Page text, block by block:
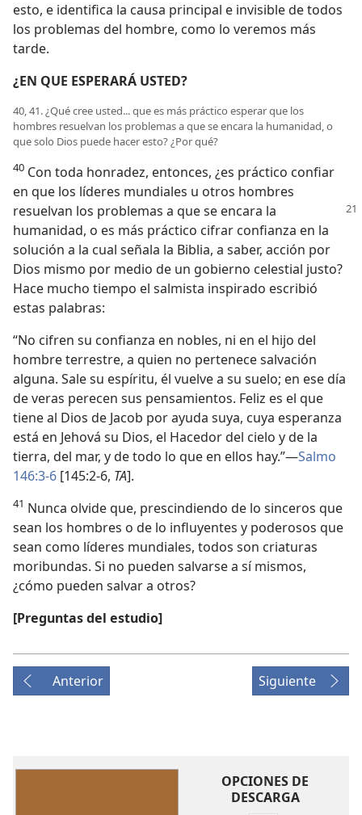
esto, e identifica la causa principal e invisible de todos
los problemas del hombre, como lo veremos más
tarde.
¿EN QUE ESPERARÁ USTED?
40, 41. ¿Qué cree usted... que es más práctico esperar que los
hombres resuelvan los problemas a que se encara la humanidad, o
que solo Dios puede hacer esto? ¿Por qué?
40 Con toda honradez, entonces, ¿es práctico confiar
en que los líderes mundiales u otros hombres
resuelvan los problemas a que se encara la
humanidad, o es más práctico cifrar confianza en la
solución a la cual señala la Biblia, a saber, acción por
Dios mismo por medio de un gobierno celestial justo?
Hace mucho tiempo el salmista inspirado escribió
estas palabras:
“No cifren su confianza en nobles, ni en el hijo del
hombre terrestre, a quien no pertenece salvación
alguna. Sale su espíritu, él vuelve a su suelo; en ese día
de veras perecen sus pensamientos. Feliz es el que
tiene al Dios de Jacob por ayuda suya, cuya esperanza
está en Jehová su Dios, el Hacedor del cielo y de la
tierra, del mar, y de todo lo que en ellos hay.”—Salmo
146:3-6 [145:2-6, TA].
41 Nunca olvide que, prescindiendo de lo sinceros que
sean los hombres o de lo influyentes y poderosos que
sean como líderes mundiales, todos son criaturas
moribundas. Si no pueden salvarse a sí mismos,
¿cómo pueden salvar a otros?
[Preguntas del estudio]
Anterior Siguiente
OPCIONES DE
DESCARGA